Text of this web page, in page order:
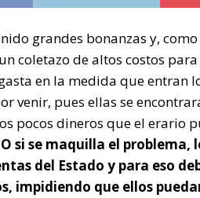
grandes bonanzas y,
coletazo de altos costos
en la medida que entran
venir, pues ellas se
pocos dineros que el erario
O si se maquilla el
del Estado y para eso
impidiendo que ellos